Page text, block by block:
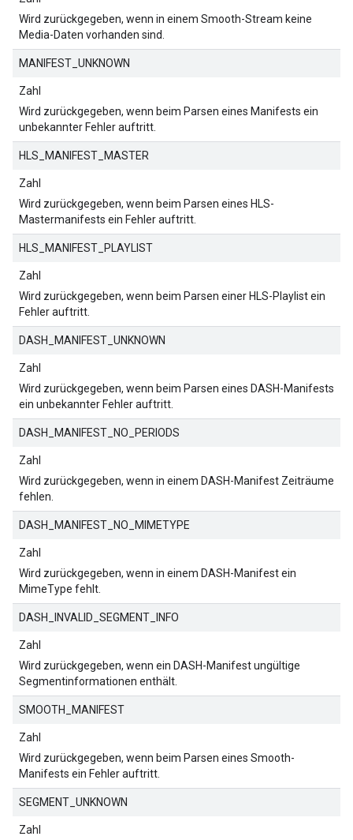
Wird zurückgegeben, wenn in einem Smooth-Stream keine
Media-Daten vorhanden sind.
MANIFEST_UNKNOWN
Zahl
Wird zurückgegeben, wenn beim Parsen eines Manifests ein
unbekannter Fehler auftritt.
HLS_MANIFEST_MASTER
Zahl
Wird zurückgegeben, wenn beim Parsen eines HLS-
Mastermanifests ein Fehler auftritt.
HLS_MANIFEST_PLAYLIST
Zahl
Wird zurückgegeben, wenn beim Parsen einer HLS-Playlist ein
Fehler auftritt.
DASH_MANIFEST_UNKNOWN
Zahl
Wird zurückgegeben, wenn beim Parsen eines DASH-Manifests
ein unbekannter Fehler auftritt.
DASH_MANIFEST_NO_PERIODS
Zahl
Wird zurückgegeben, wenn in einem DASH-Manifest Zeiträume
fehlen.
DASH_MANIFEST_NO_MIMETYPE
Zahl
Wird zurückgegeben, wenn in einem DASH-Manifest ein
MimeType fehlt.
DASH_INVALID_SEGMENT_INFO
Zahl
Wird zurückgegeben, wenn ein DASH-Manifest ungültige
Segmentinformationen enthält.
SMOOTH_MANIFEST
Zahl
Wird zurückgegeben, wenn beim Parsen eines Smooth-
Manifests ein Fehler auftritt.
SEGMENT_UNKNOWN
Zahl